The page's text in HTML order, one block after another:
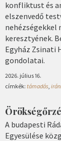
konfliktust és
elszenvedő
nehézségekkel
keresztyének.
Egyház Zsinati
gondolatai.
2026. július 16.
címkék: támadás
A budapesti
Egyesülése